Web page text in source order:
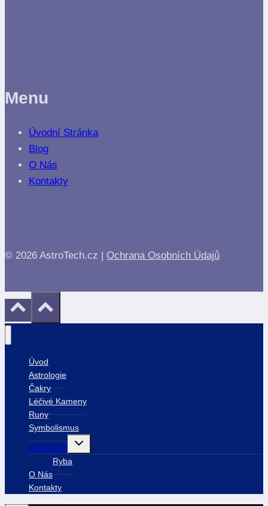
Menu
Úvodní Stránka
Blog
O Nás
Kontakty
© 2026 AstroTech.cz | Ochrana Osobních Údajů
Úvod
Astrologie
Čakry
Léčivé Kameny
Runy
Symbolismus
Zvěrokruh
Toggle
child
menu
Ryba
O Nás
Kontakty